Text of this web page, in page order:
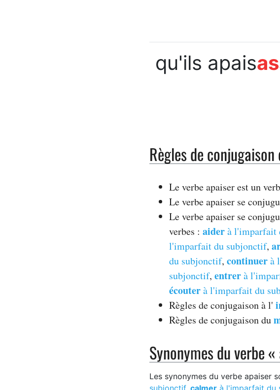
qu'ils apais
Règles de
Le verbe apaiser est un
Le verbe apaiser se
Le verbe apaiser se
verbes : aiderà l'imparfait
l'imparfait du subjonctif,
du subjonctif, continuerà
subjonctif, entrerà
écouterà l'imparfait du
Règles de conjugaison à l'
Règles de conjugaison du
Synonymes du verbe
Les synonymes du verbe apaiser
subjonctif, calmer à l'imparfait du